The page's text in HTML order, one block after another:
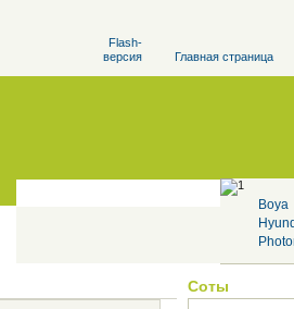
Flash-
версия
Главная страница
Boya
Соты